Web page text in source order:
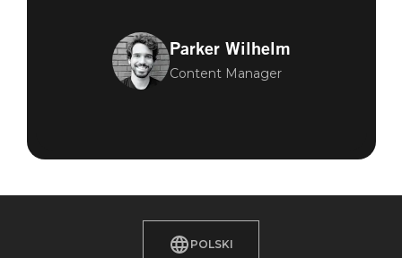
Parker Wilhelm
Content Manager
POLSKI